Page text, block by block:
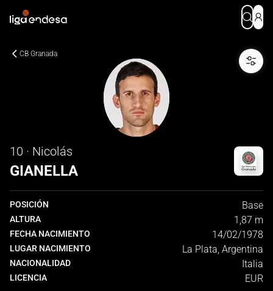
CB Granada
10 · Nicolás
GIANELLA
POSICIÓN Base
ALTURA 1,87 m
FECHA NACIMIENTO 14/02/1978
LUGAR NACIMIENTO La Plata, Argentina
NACIONALIDAD Italia
LICENCIA EUR